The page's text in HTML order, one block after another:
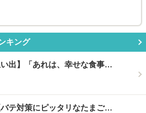
キング
い出】「あれは、幸せな食事…
バテ対策にピッタリなたまご…